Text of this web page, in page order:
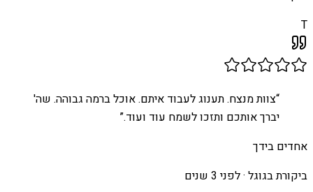
T
“צוות מנצח. תענוג לעבוד איתם. אוכל ברמה גבוהה. שה'
יברך אותכם ותזכו לשמח עוד ועוד.”
אחדים בידך
ביקורת בגוגל ·לפני 3 שנים